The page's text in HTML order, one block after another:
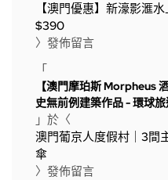
【澳門優惠】新濠影滙
$390
〉發佈留言
「
【澳門摩珀斯 Morpheus
史無前例建築作品 - 環球
」於〈
澳門葡京人度假村｜3間
傘
〉發佈留言